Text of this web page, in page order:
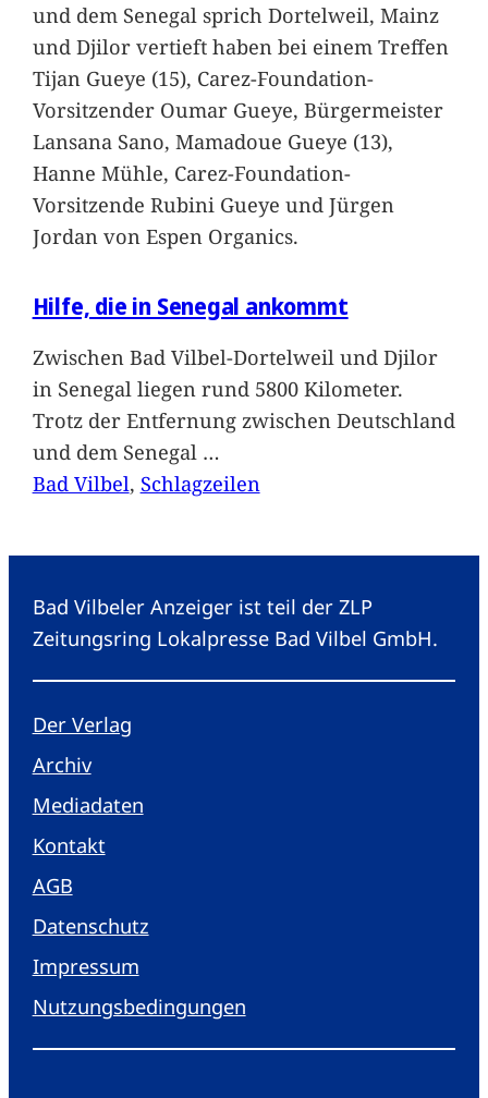
und dem Senegal sprich Dortelweil, Mainz
und Djilor vertieft haben bei einem Treffen
Tijan Gueye (15), Carez-Foundation-
Vorsitzender Oumar Gueye, Bürgermeister
Lansana Sano, Mamadoue Gueye (13),
Hanne Mühle, Carez-Foundation-
Vorsitzende Rubini Gueye und Jürgen
Jordan von Espen Organics.
Hilfe, die in Senegal ankommt
Zwischen Bad Vilbel-Dortelweil und Djilor
in Senegal liegen rund 5800 Kilometer.
Trotz der Entfernung zwischen Deutschland
und dem Senegal …
Bad Vilbel, Schlagzeilen
Bad Vilbeler Anzeiger ist teil der ZLP
Zeitungsring Lokalpresse Bad Vilbel GmbH.
Der Verlag
Archiv
Mediadaten
Kontakt
AGB
Datenschutz
Impressum
Nutzungsbedingungen